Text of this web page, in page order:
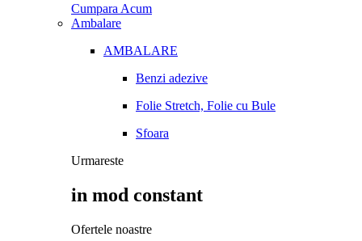
Cumpara Acum
Ambalare
AMBALARE
Benzi adezive
Folie Stretch, Folie cu Bule
Sfoara
Urmareste
in mod constant
Ofertele noastre